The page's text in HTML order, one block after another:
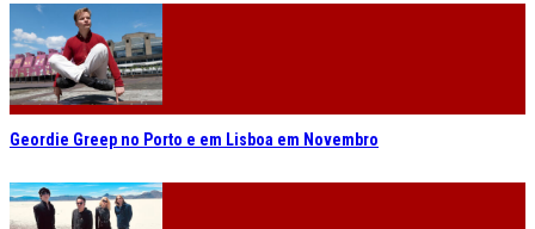
Geordie Greep no Porto e em Lisboa em Novembro